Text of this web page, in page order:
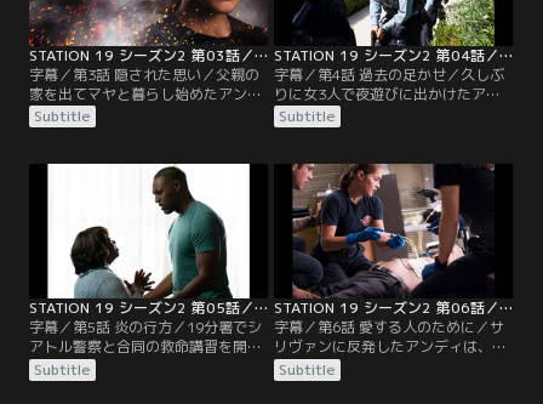
ディは…。
から厳しい言葉を…。
STATION 19 シーズン2 第03話／字幕
字幕／第3話 隠された思い／父親の
家を出てマヤと暮らし始めたアンデ
ィ。そんな中、隊長はライアンにケ
ンカ腰だったジャックに警察のパト
でマヤに副隊長への昇格に挑戦する
よう促す。そんな時、ゴミに埋もれ
て暮らす老女の救出要請が入る。隊
長は「待機」というアンディの意見
を退け、マヤの判断を支持。一刻を
争う事態だと判断し…。
Subtitle
STATION 19 シーズン2 第04話／字幕
字幕／第4話 過去の足かせ／久しぶ
りに女3人で夜遊びに出かけたアン
ディ、マヤ、ビクトリア。そこでア
ンディは一人の男性と出会う。ディ
ったジャックに、不満を募らせる。
一方、ライアンはある人物と再会し
頭を悩ませていた。19分署では、サ
リヴァンが隊員に専門任務を割り当
てて学ばせることに。そんな中、廃
ビルで火災が発生…。
Subtitle
STATION 19 シーズン2 第05話／字幕
字幕／第5話 炎の行方／19分署でシ
アトル警察と合同の救命講習を開
催。アンディは、ライアンに彼の父
親の件を尋ねるべきか悩んでいた。
Subtitle
STATION 19 シーズン2 第06話／字幕
字幕／第6話 愛する人のために／サ
リヴァンに反発したアンディは、処
分を心配するが、なかなか2人で話
す機会がない。ベンは、ミランダと
Subtitle